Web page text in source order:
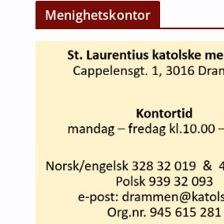
Menighetskontor